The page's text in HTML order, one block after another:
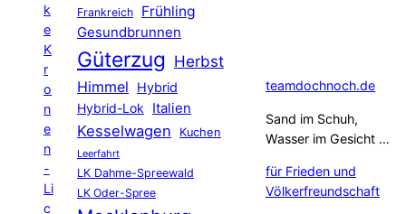
k
e
K
r
o
n
e
n
-
Li
c
Frankreich Frühling
Gesundbrunnen
Güterzug Herbst
Himmel
Hybrid
Hybrid-Lok Italien
Kesselwagen Kuchen
Leerfahrt
LK Dahme-Spreewald
LK Oder-Spree
teamdochnoch.de
Sand im Schuh,
Wasser im Gesicht …
für Frieden und
Völkerfreundschaft